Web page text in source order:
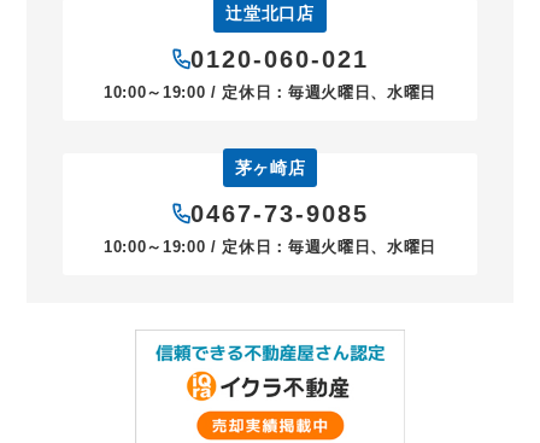
辻堂北口店
0120-060-021
10:00～19:00 / 定休日：毎週火曜日、水曜日
茅ヶ崎店
0467-73-9085
10:00～19:00 / 定休日：毎週火曜日、水曜日